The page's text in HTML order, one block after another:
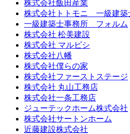
株式会社飯田産業
株式会社トトモニ 一級建築
一級建築士事務所 フォルム
株式会社 松美建設
株式会社 マルビシ
株式会社八幡
株式会社僕らの家
株式会社ファーストステージ
株式会社 丸山工務店
株式会社一条工務店
ジューテックホーム株式会社
株式会社サートンホーム
近藤建設株式会社